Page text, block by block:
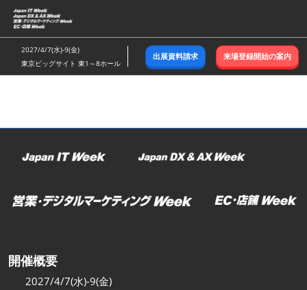
ス
キ
ッ
し
む
2027/4/7(水)-9(金)
東京ビッグサイト 東1～8ホール
出展資料請求 来場登録開始の案内
開催概要
2027/4/7(水)-9(金)